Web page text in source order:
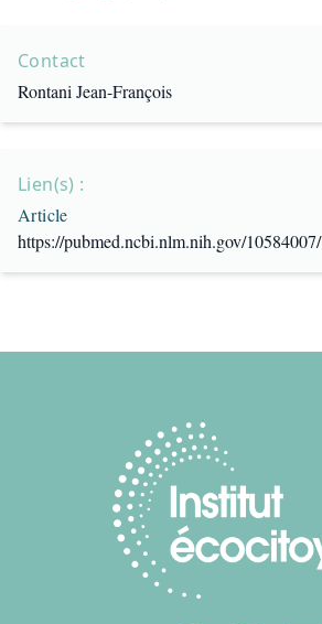
Contact
Rontani Jean-François
Lien(s) :
Article
https://pubmed.ncbi.nlm.nih.gov/10584007/